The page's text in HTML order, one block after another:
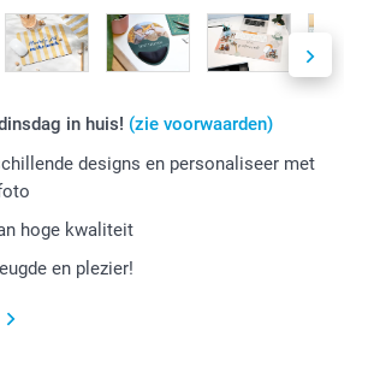
in huis! (zie voorwaarden)
designs en personaliseer met
hoge kwaliteit
en plezier!